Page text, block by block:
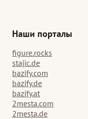
Наши порталы
figure.rocks
stajic.de
bazify.com
bazify.de
bazify.at
2mesta.com
2mesta.de